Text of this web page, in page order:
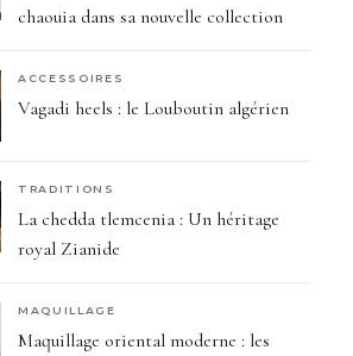
chaouia dans sa nouvelle collection
ACCESSOIRES
Vagadi heels : le Louboutin algérien
TRADITIONS
La chedda tlemcenia : Un héritage
royal Zianide
MAQUILLAGE
Maquillage oriental moderne : les